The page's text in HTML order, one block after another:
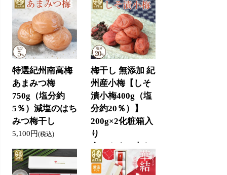
5,100円(税込)
特選紀州南高梅
あまみつ梅
750g（塩分約
5％）減塩のはち
みつ梅干し
5,100円(税込)
梅干し 無添加 紀
州産小梅【しそ
漬小梅400g（塩
分約20％）】
200g×2化粧箱入
り
食べやすい大き
さのしそと塩だ
けで漬けた梅干